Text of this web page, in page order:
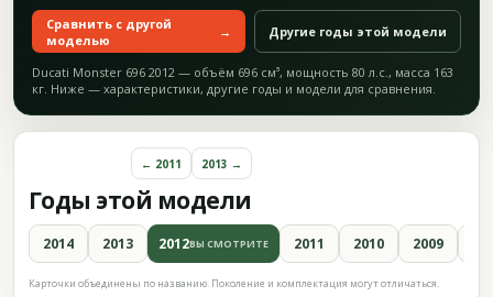
Сравнить с другой
моделью
→ Другие годы этой модели
Ducati Monster 696 2012 — объём 696 см³, мощность 80 л.с., масса 163
кг. Ниже — характеристики, другие годы и модели для сравнения.
Годы этой модели
← 2011 2013 →
2014 2013 2012ВЫ СМОТРИТЕ 2011 2010 2009
Карточки объединены по названию. Поколение и комплектация могут отличаться.